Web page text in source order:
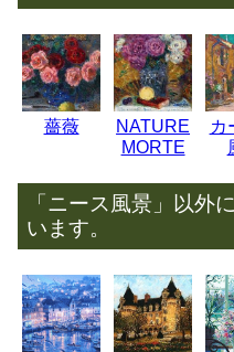
薔薇
NATURE
MORTE
カ
「ニース風景」以外
います。